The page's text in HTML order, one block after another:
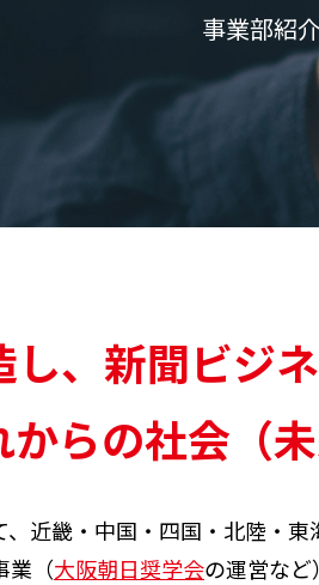
事業部紹介
、新聞ビジ
らの社会（
近畿・中国・四国・北陸・
業（大阪朝日奨学会の運営な